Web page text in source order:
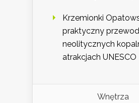
Krzemionki
praktyczny
neolitycznych
atrakcjach UNESCO
Wnętrza